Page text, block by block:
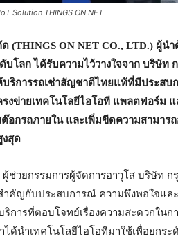
Solution THINGS ON NET
ด (THINGS ON NET CO., LTD.) ผู้น
บโลก ได้รับความไว้วางใจจาก บริษัท
ริการรถเช่าสัญชาติไทยแท้ที่มีประสบ
ข่ายเทคโนโลยีไอโอที แพลตฟอร์ม แ
อกรถภายใน และเพิ่มขีดความสามาร
งสุด
ช่วยกรรมการผู้จัดการอาวุโส บริษัท
ำคัญกับประสบการณ์ ความพึงพอใจแ
ริการที่ตอบโจทย์เรื่องความสะดวกใน
ได้นำเทคโนโลยีไอโอทีมาใช้เพื่อยก